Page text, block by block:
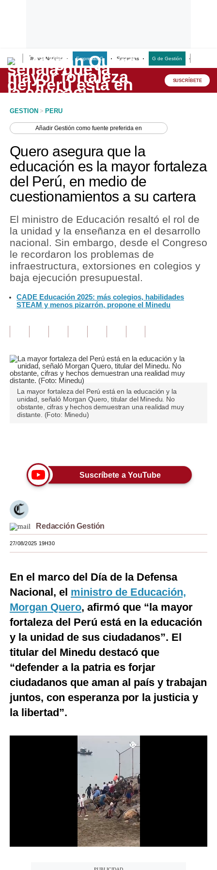
Últimas Noticias Empresas G Empresas G de Gestión
Lo último
Peru Quiosco
Economía
Mercados
Perú
Política
Tu Dinero
Finanzas Personales
Inmobiliarias
Plus G
Blogs
Tendencias
Lujo
Estilos
EEUU
México
España
Club del Suscriptor
Mix
G de Gestión
Notas Contratadas
Podcast
Gestión TV
SUSCRÍBETE
GESTION > PERU
AñadirGestión como fuente preferida en
Quero asegura que la
educación es la mayor fortaleza
del Perú, en medio de
cuestionamientos a su cartera
El ministro de Educación resaltó el rol de
la unidad y la enseñanza en el desarrollo
nacional. Sin embargo, desde el Congreso
le recordaron los problemas de
infraestructura, extorsiones en colegios y
baja ejecución presupuestal.
CADE Educación 2025: más colegios, habilidades
STEAM y menos pizarrón, propone el Minedu
La mayor fortaleza del Perú está en la educación y la
unidad, señaló Morgan Quero, titular del Minedu. No
obstante, cifras y hechos demuestran una realidad muy
distante. (Foto: Minedu)
Suscríbete a YouTube
Redacción Gestión
27/08/2025 19H30
En el marco del Día de la Defensa
Nacional, el ministro de Educación,
Morgan Quero, afirmó que “la mayor
fortaleza del Perú está en la educación
y la unidad de sus ciudadanos”. El
titular del Minedu destacó que
“defender a la patria es forjar
ciudadanos que aman al país y trabajan
juntos, con esperanza por la justicia y
la libertad”.